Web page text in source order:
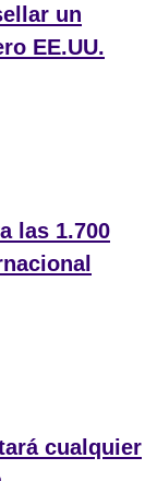
un
EE.UU.
las 1.700
cualquier